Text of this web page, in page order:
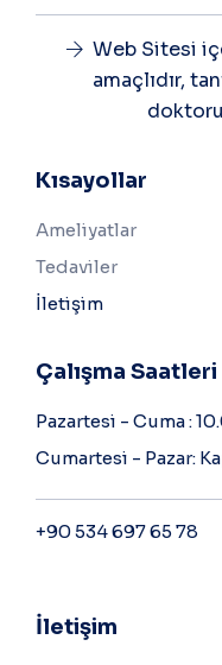
Web Sitesi
amaçlıdır,
Kısayollar
Ameliyatlar
Tedaviler
İletişim
Çalışma Saatleri
Pazartesi - Cuma :
Cumartesi - Pazar:
+90 534 697 65 78
İletişim